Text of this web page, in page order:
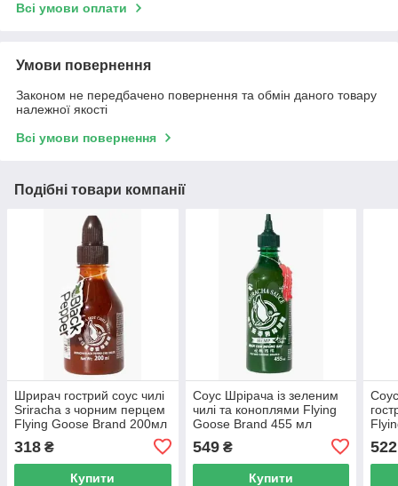
Всі умови оплати
Умови повернення
Законом не передбачено повернення та обмін даного товару
належної якості
Всі умови повернення
Подібні товари компанії
Шрирач гострий соус чилі
Sriracha з чорним перцем
Flying Goose Brand 200мл
318 ₴
Купити
Соус Шрірача із зеленим
чилі та коноплями Flying
Goose Brand 455 мл
549₴
Купити
522